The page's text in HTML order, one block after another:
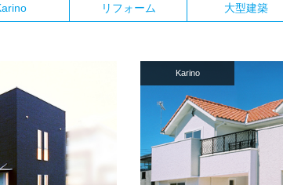
リフォーム 大型建築
Karino